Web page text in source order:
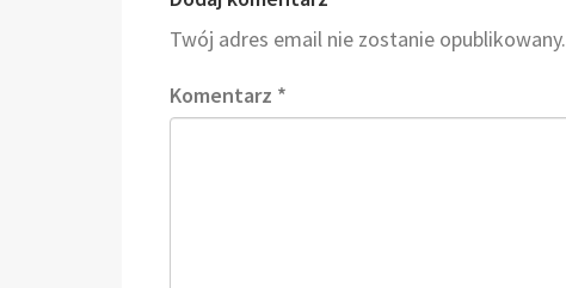
Twój adres email nie zostanie opublikowany.
Komentarz *